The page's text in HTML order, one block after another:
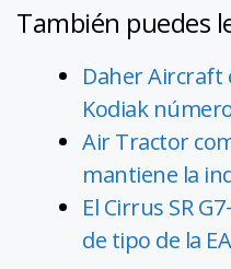
También puedes
Daher Aircraft
Kodiak
Air Tractor
mantiene la
El Cirrus SR
de tipo de la